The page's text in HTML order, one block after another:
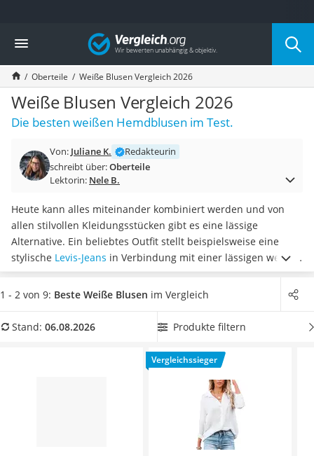
Die beliebtesten Vergleiche nach Kategorie
Mode
Boxershorts
Cellulite-Leggings
Herrensocken
Polarisierte Sonnenbrille
Hausschuhe Herren
Suunto-Uhr
Überzieh-Sonnenbrille
Sneaker Herren
Geldbörse Herren
Knirps-Regenschirm
Periodenunterwäsche
RFID-Schutzkarte
Motorradbrillen
Ausweishülle
Vergleich
Oberteile Weiße Blusen Vergleich 2026
Weiße Blusen Vergleich 2026
Die besten weißen Hemdblusen im Test.
Von: Juliane K.
Redakteurin
schreibt über:Oberteile
Lektorin: Nele B.
Heute kann alles miteinander kombiniert werden und von
allen stilvollen Kleidungsstücken gibt es eine lässige
Alternative. Ein beliebtes Outfit stellt beispielsweise eine
stylische Levis-Jeans in Verbindung mit einer lässigen weißen
Bluse darüber dar. Diverse Mode-Tests im Internet weisen
darauf hin, dass eine weiße Bluseohne Knopfleiste eine
unserer Vergleichstabelle eine weiße Bluse mit langen
gekleidet sind. Überzeugt hat uns hier im August 2026
Nonsar Weiße Bluse*
1 - 2 von 9: Beste Weiße Blusen im Vergleich
Stand: 06.08.2026 Produkte filtern
Vergleichssieger